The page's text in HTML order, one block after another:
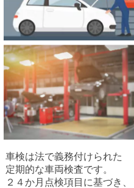
車検は法で義務付けられた
定期的な車両検査です。
２４か月点検項目に基づき、